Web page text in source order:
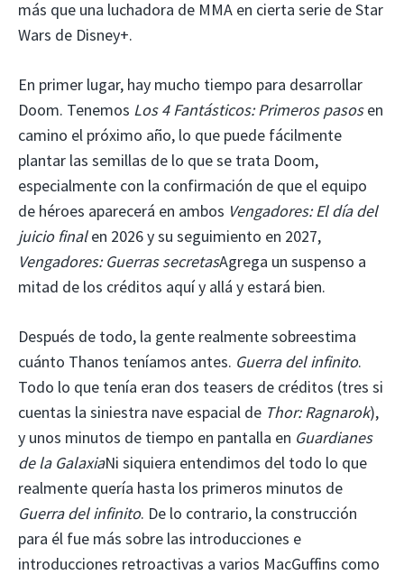
más que una luchadora de MMA en cierta serie de Star
Wars de Disney+.
En primer lugar, hay mucho tiempo para desarrollar
Doom. Tenemos Los 4 Fantásticos: Primeros pasosen
camino el próximo año, lo que puede fácilmente
plantar las semillas de lo que se trata Doom,
especialmente con la confirmación de que el equipo
de héroes aparecerá en ambos Vengadores: El día del
juicio finalen 2026 y su seguimiento en 2027,
Vengadores: Guerras secretasAgrega un suspenso a
mitad de los créditos aquí y allá y estará bien.
Después de todo, la gente realmente sobreestima
cuánto Thanos teníamos antes. Guerra del infinito.
Todo lo que tenía eran dos teasers de créditos (tres si
cuentas la siniestra nave espacial de Thor: Ragnarok),
y unos minutos de tiempo en pantalla en Guardianes
de la GalaxiaNi siquiera entendimos del todo lo que
realmente quería hasta los primeros minutos de
Guerra del infinito. De lo contrario, la construcción
para él fue más sobre las introducciones e
introducciones retroactivas a varios MacGuffins como